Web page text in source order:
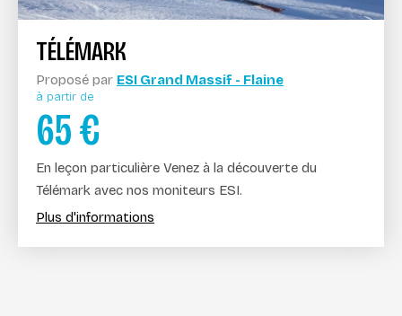
TÉLÉMARK
Proposé par ESI Grand Massif - Flaine
à partir de
65€
En leçon particulière Venez à la découverte du
Télémark avec nos moniteurs ESI.
Plus d'informations